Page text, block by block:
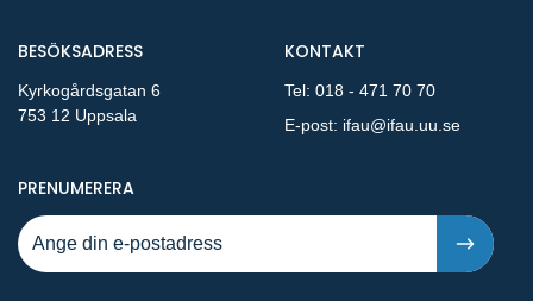
BESÖKSADRESS
Kyrkogårdsgatan 6
753 12 Uppsala
KONTAKT
Tel: 018 - 471 70 70
E-post: ifau@ifau.uu.se
PRENUMERERAPÅ NYA PUBLIKATIONER OCH